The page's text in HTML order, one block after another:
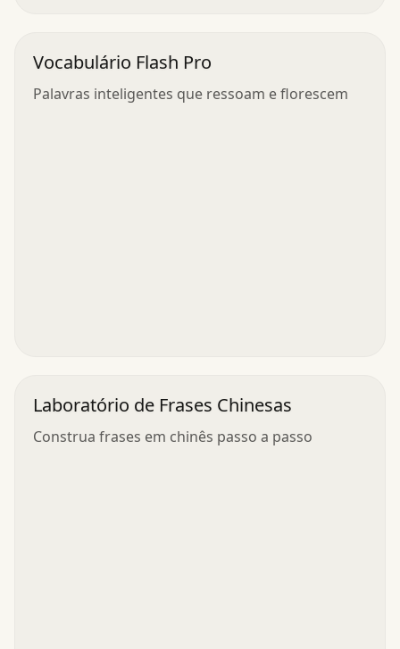
Vocabulário Flash Pro
Palavras inteligentes que ressoam e florescem
Laboratório de Frases Chinesas
Construa frases em chinês passo a passo